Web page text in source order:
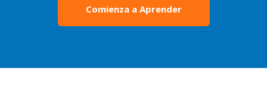
Comienza a Aprender